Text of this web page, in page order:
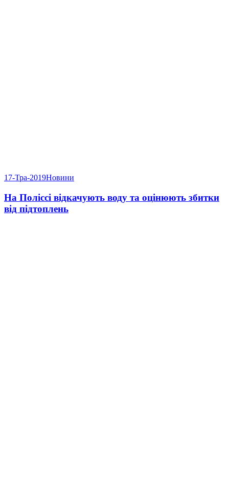
17-Тра-2019Новини
На Поліссі відкачують воду та оцінюють збитки
від підтоплень